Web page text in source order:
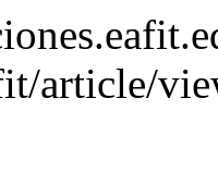
article/